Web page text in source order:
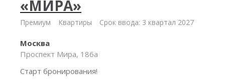
«МИРА»
Премиум Квартиры Срок ввода: 3 квартал 2027
Москва
Проспект Мира, 186а
Старт бронирования!